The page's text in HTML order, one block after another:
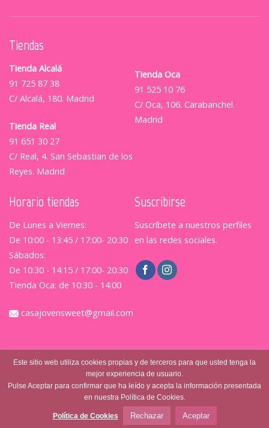
Tiendas
Tienda Alcalá
91 725 87 38
C/ Alcalá, 180. Madrid
Tienda Real
91 651 30 27
C/ Real, 4. San Sebastian de los
Reyes. Madrid
Tienda Oca
91 525 10 76
C/ Oca, 106. Carabanchel.
Madrid
Horario tiendas
De Lunes a Viernes:
De 10:00 - 13:45 / 17:00- 20:30
Sábados:
De 10:30 - 14:15 / 17:00- 20:30
Tienda Oca: de 10:30 - 14:00
Suscribirse
Suscríbete a nuestros perfiles
en las redes sociales.
casajovensweet@gmail.com
© Casajovensweet 2026 | Casa Joven Suite S.L.
|Política de Privacidad|Terminos y Condiciones
Este sitio web utiliza cookies propias y de terceros para que usted tenga la
mejor experiencia de usuario.
Pulse Aceptar para confirmar que ha leído y acepta la información presentada
en nuestra Política de Cookies.
Política de Cookies Rechazar Aceptar